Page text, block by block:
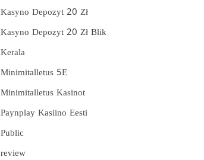
Kasyno Depozyt 20 Zł
Kasyno Depozyt 20 Zł Blik
Kerala
Minimitalletus 5E
Minimitalletus Kasinot
Paynplay Kasiino Eesti
Public
review